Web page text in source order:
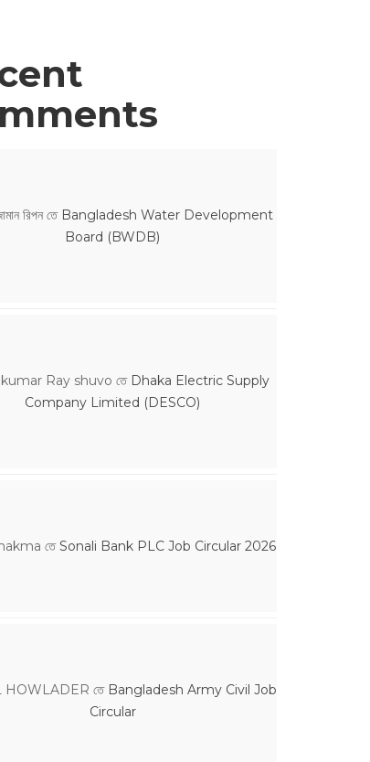
রিপনতে Bangladesh Water Development
Board (BWDB)
Ray shuvo তে Dhaka Electric Supply
Company Limited (DESCO)
তেSonali Bank PLC Job Circular 2026
HOWLADER তে Bangladesh Army Civil Job
Circular